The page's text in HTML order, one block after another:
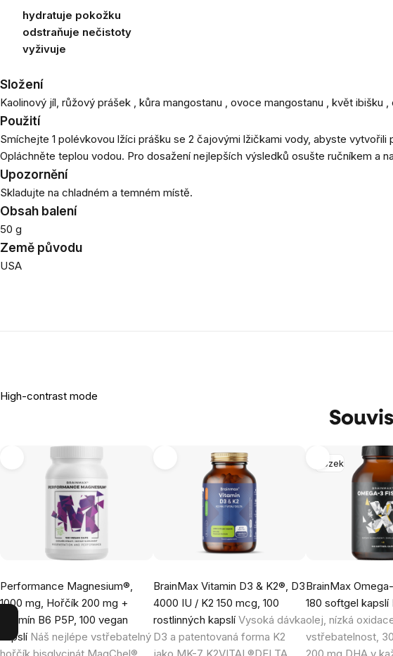
hydratuje pokožku
odstraňuje nečistoty
vyživuje
Složení
Kaolinový jíl, růžový prášek , kůra mangostanu , ovoce mangostanu , květ ibišku
Použití
Smíchejte 1 polévkovou lžíci prášku se 2 čajovými lžičkami vody, abyste
Opláchněte teplou vodou. Pro dosažení nejlepších výsledků osušte ručníkem a
Upozornění
Skladujte na chladném a temném místě.
Obsah balení
50 g
Země původu
USA
High-contrast mode
Performance Magnesium®,
1000 mg, Hořčík 200 mg +
Vitamín B6 P5P, 100 vegan
kapslí Náš nejlépe vstřebatelný
BrainMax Vitamin D3 & K2®, D3
4000 IU / K2 150 mcg, 100
rostlinných kapslí Vysoká dávka
D3 a patentovaná forma K2
Mozek
BrainMax
180 softgel kapslí
olej, nízká
vstřebatelnost,